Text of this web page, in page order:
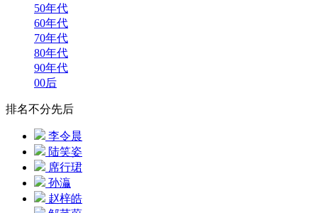
50年代
60年代
70年代
80年代
90年代
00后
排名不分先后
李令晨
陆笑姿
席行珺
孙灜
赵梓皓